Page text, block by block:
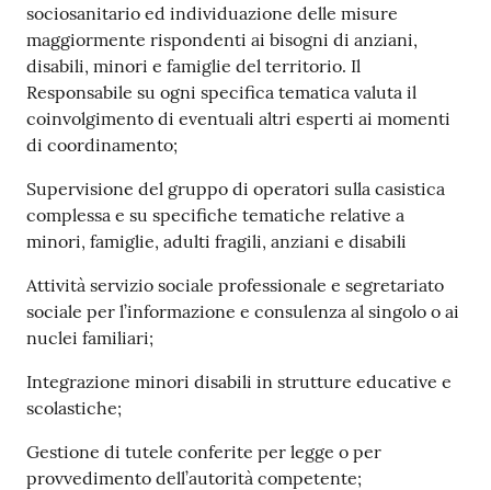
Tutti
per
la
TERRA
gli
argomenti...
Seguici
su
sociosanitario ed individuazione delle misure
maggiormente rispondenti ai bisogni di anziani,
disabili, minori e famiglie del territorio. Il
Responsabile su ogni specifica tematica valuta il
coinvolgimento di eventuali altri esperti ai momenti
di coordinamento;
Supervisione del gruppo di operatori sulla casistica
complessa e su specifiche tematiche relative a
minori, famiglie, adulti fragili, anziani e disabili
Attività servizio sociale professionale e segretariato
sociale per l’informazione e consulenza al singolo o ai
nuclei familiari;
Integrazione minori disabili in strutture educative e
scolastiche;
Gestione di tutele conferite per legge o per
provvedimento dell’autorità competente;